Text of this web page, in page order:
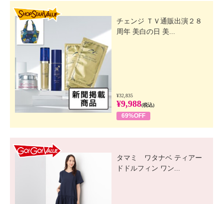
チェンジ ＴＶ通販出演２８
周年 美白の日 美...
¥32,835
¥9,988(税込)
69%OFF
タマミ ワタナベ ティアー
ドドルフィン ワン...